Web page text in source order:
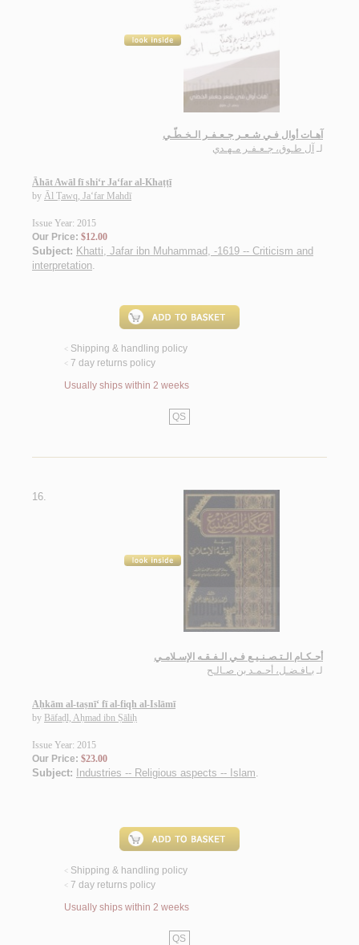
آهـات أوال فـي شـعـر جـعـفـر الـخـطّـي
لـ آل طـوق، جـعـفـر مـهـدي
Āhāt Awāl fī shi‘r Ja‘far al-Khaṭṭī
by Āl Ṭawq, Ja‘far Mahdī
Issue Year: 2015
Our Price: $12.00
Subject: Khatti, Jafar ibn Muhammad, -1619 -- Criticism and
interpretation.
< Shipping & handling policy
< 7 day returns policy
Usually ships within 2 weeks
QS
16.
أحـكـام الـتـصـنـيـع فـي الـفـقـه الإسـلامـي
لـ بـافـضـل، أحـمـد بن صـالـح
Aḥkām al-taṣnī‘ fī al-fiqh al-Islāmī
by Bāfaḍl, Aḥmad ibn Ṣāliḥ
Issue Year: 2015
Our Price: $23.00
Subject: Industries -- Religious aspects -- Islam.
< Shipping & handling policy
< 7 day returns policy
Usually ships within 2 weeks
QS